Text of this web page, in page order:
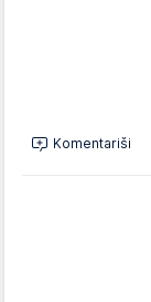
Komentariši